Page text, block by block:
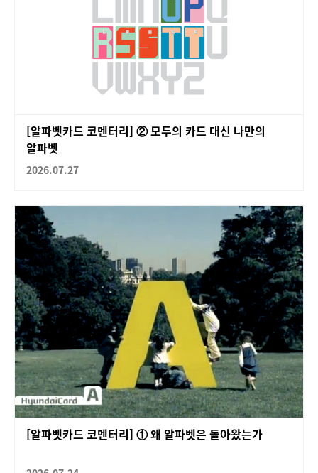
[알파벳카드 코멘터리] ② 모두의 카드 대신 나만의
알파벳
2026.07.27
[알파벳카드 코멘터리] ① 왜 알파벳은 돌아왔는가